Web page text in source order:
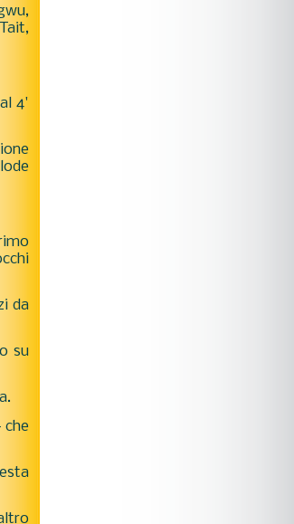
4'
da
su
che